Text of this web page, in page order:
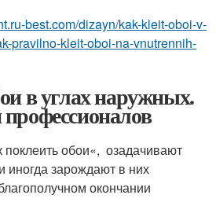
best.com/dizayn/kak-kleit-oboi-v-
pravilno-kleit-oboi-na-vnutrennih-
в углах наружных.
обои«, озадачивают
иногда зарождают в них
окончании